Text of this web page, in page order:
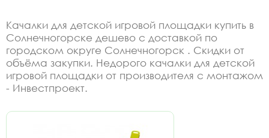
Качалки для детской игровой площадки купить в
Солнечногорске дешево с доставкой по
городском округе Солнечногорск . Скидки от
объёма закупки. Недорого качалки для детской
игровой площадки от производителя с монтажом
- Инвестпроект.